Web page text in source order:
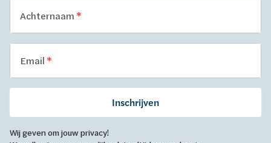
Achternaam
Email
Inschrijven
Wij geven om jouw privacy!